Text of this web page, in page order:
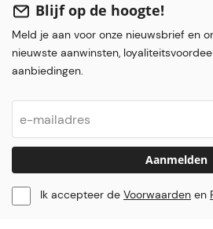
Blijf op de hoogte!
Meld je aan voor onze nieuwsbrief en
nieuwste aanwinsten,
aanbiedingen.
Aanmelden
Ik accepteer de Voorwaarden en